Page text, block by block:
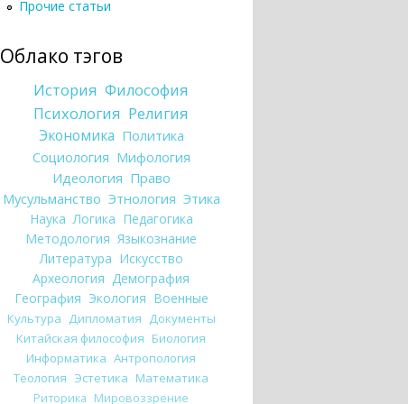
Прочие статьи
Облако тэгов
История Философия
Психология Религия
Экономика Политика
Социология Мифология
Идеология Право
Мусульманство Этнология Этика
Наука Логика Педагогика
Методология Языкознание
Литература Искусство
Археология Демография
География Экология Военные
Культура Дипломатия Документы
Китайская философия Биология
Информатика Антропология
Теология Эстетика Математика
Риторика Мировоззрение